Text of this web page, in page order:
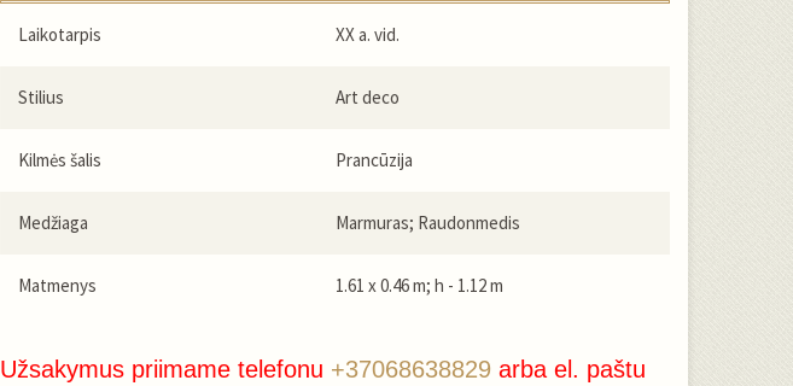
Laikotarpis XX a. vid.
Stilius Art deco
Kilmės šalis Prancūzija
Medžiaga Marmuras; Raudonmedis
Matmenys 1.61 x 0.46 m; h - 1.12 m
Užsakymus priimame telefonu +37068638829 arba el. paštu